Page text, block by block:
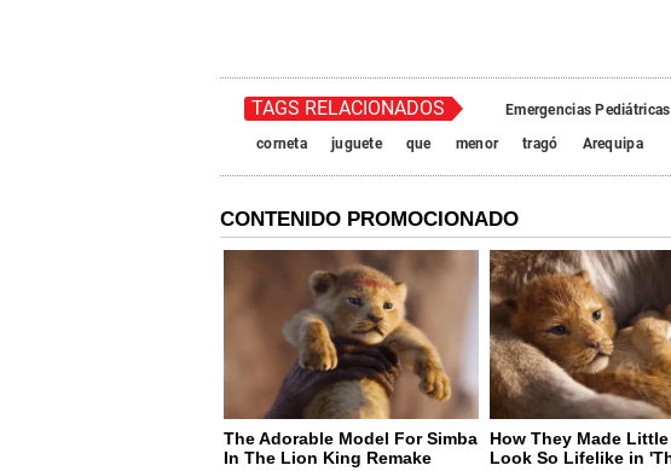
TAGS RELACIONADOS Emergencias Pediátricas
corneta
juguete que menor tragó Arequipa